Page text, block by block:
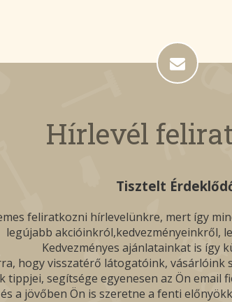
Hírlevél
Tisztelt
feliratkozni hírlevelünkre, mert így
legújabb akcióinkról,kedvezményeinkről,
Kedvezményes ajánlatainkat is így
hogy visszatérő látogatóink, vásárlóink
tippjei, segítsége egyenesen az Ön
a jövőben Ön is szeretne a fenti